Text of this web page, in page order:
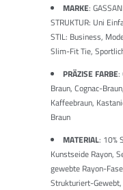
MARKE:
STRUKTUR: Uni
STIL: Business,
Slim-Fit Tie,
PRÄZISE FARBE:
Braun, Cognac-
Kaffeebraun,
Braun
MATERIAL: 10%
Kunstseide Rayon,
gewebte Rayon-
Strukturiert-